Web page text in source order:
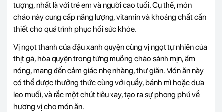
tượng, nhất là với trẻ em và người cao tuổi. Cụ thể, món
cháo này cung cấp năng lượng, vitamin và khoáng chất cần
thiết cho quá trình phục hồi sức khỏe.
Vị ngọt thanh của đậu xanh quyện cùng vị ngọt tự nhiên của
thịt gà, hòa quyện trong từng muỗng cháo sánh mịn, ấm
nóng, mang đến cảm giác nhẹ nhàng, thư giãn. Món ăn này
có thể được thưởng thức cùng với quẩy, bánh mì hoặc dưa
leo muối, và rắc một chút tiêu xay, tạo ra sự phong phú về
hương vị cho món ăn.